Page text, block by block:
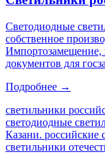
Светодиодные
собственное
Импортозамещение,
документов для
Подробнее →
светильники
светодиодные
Казани. российские
светильники